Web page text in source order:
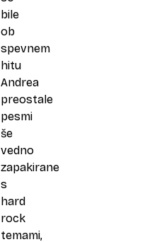
bile
ob
spevnem
hitu
Andrea
preostale
pesmi
še
vedno
zapakirane
s
hard
rock
temami,